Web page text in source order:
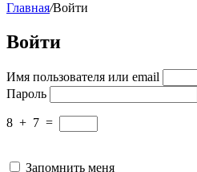
Главная/Войти
Войти
Имя пользователя или email
Пароль
8 + 7 =
Запомнить меня